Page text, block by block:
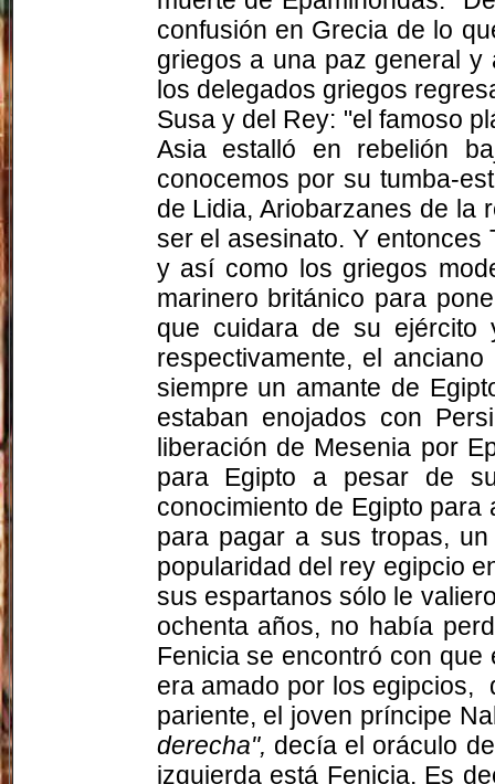
confusión en Grecia de lo
griegos a una paz general
los delegados griegos
Susa y del Rey: "el famoso
Asia estalló en rebelión
conocemos por su tumba-
de Lidia, Ariobarzanes de la
ser el asesinato. Y entonces
y así como los griegos
marinero británico para
que cuidara de su
respectivamente, el
siempre un amante de
estaban enojados con
liberación de Mesenia por
para Egipto a pesar de
conocimiento de Egipto
para pagar a sus tropas,
popularidad del rey egipcio
sus espartanos sólo le
ochenta años, no había
Fenicia se encontró con
era amado por los egipcios,
pariente, el joven príncipe
derecha", decía el oráculo
izquierda está Fenicia. Es